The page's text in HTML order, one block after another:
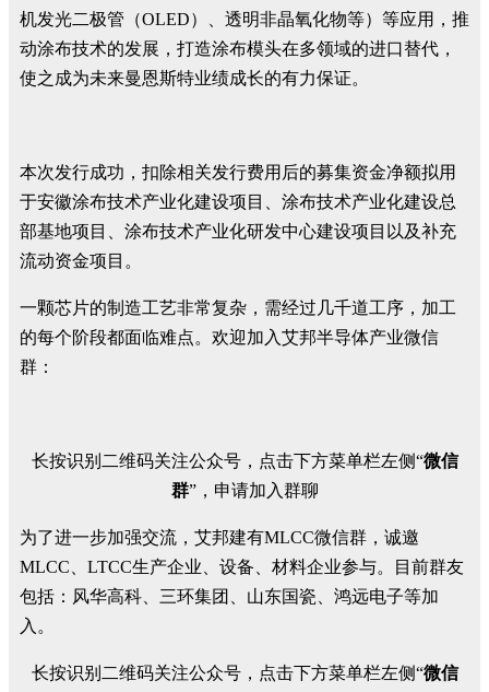
机发光二极管（OLED）、透明非晶氧化物等）等应用，推
动涂布技术的发展，打造涂布模头在多领域的进口替代，
使之成为未来曼恩斯特业绩成长的有力保证。
本次发行成功，扣除相关发行费用后的募集资金净额拟用
于安徽涂布技术产业化建设项目、涂布技术产业化建设总
部基地项目、涂布技术产业化研发中心建设项目以及补充
流动资金项目。
一颗芯片的制造工艺非常复杂，需经过几千道工序，加工
的每个阶段都面临难点。欢迎加入艾邦半导体产业微信
群：
长按识别二维码关注公众号，点击下方菜单栏左侧“微信
群”，申请加入群聊
为了进一步加强交流，艾邦建有MLCC微信群，诚邀
MLCC、LTCC生产企业、设备、材料企业参与。目前群友
包括：风华高科、三环集团、山东国瓷、鸿远电子等加
入。
长按识别二维码关注公众号，点击下方菜单栏左侧“微信